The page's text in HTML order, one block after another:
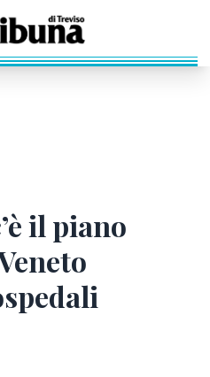
il piano